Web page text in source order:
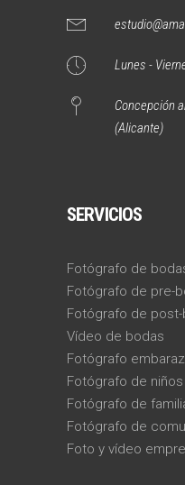
Lunes -
Concepción
(Alicante)
SERVICIOS
Fotógrafo de
Fotógrafo de pre-
Fotógrafo de
Vídeo de bodas
Fotógrafo
Fotógrafo de niños
Fotógrafo de
Fotógrafo de
Foto y vídeo